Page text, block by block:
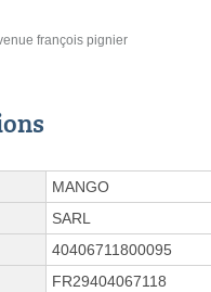
françois pignier
MANGO
SARL
40406711800095
FR29404067118